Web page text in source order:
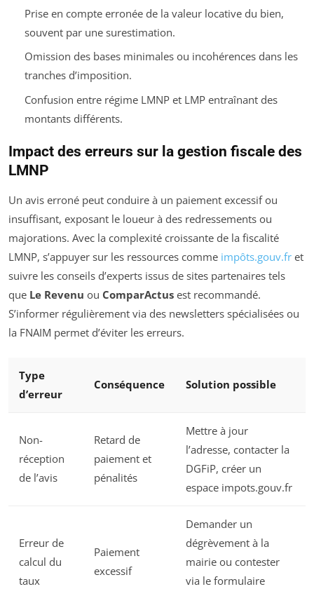
Prise en compte erronée de la valeur locative du bien,
souvent par une surestimation.
Omission des bases minimales ou incohérences dans les
tranches d’imposition.
Confusion entre régime LMNP et LMP entraînant des
montants différents.
Impact des erreurs sur la gestion fiscale des
LMNP
Un avis erroné peut conduire à un paiement excessif ou
insuffisant, exposant le loueur à des redressements ou
majorations. Avec la complexité croissante de la fiscalité
LMNP, s’appuyer sur les ressources comme impôts.gouv.fr et
suivre les conseils d’experts issus de sites partenaires tels
que Le Revenu ou ComparActus est recommandé.
S’informer régulièrement via des newsletters spécialisées ou
la FNAIM permet d’éviter les erreurs.
Type
d’erreur
Conséquence Solution possible
Non-
réception
de l’avis
Retard de
paiement et
pénalités
Mettre à jour
l’adresse, contacter la
DGFiP, créer un
espace impots.gouv.fr
Erreur de
calcul du
taux
Paiement
excessif
Demander un
dégrèvement à la
mairie ou contester
via le formulaire